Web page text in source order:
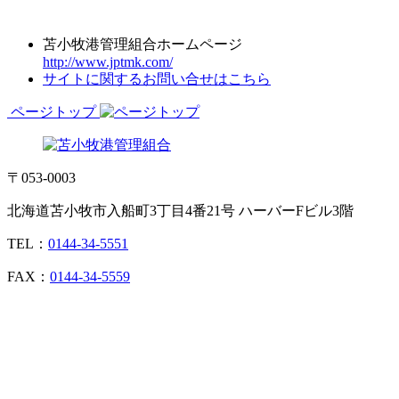
苫小牧港管理組合ホームページ
http://www.jptmk.com/
サイトに関するお問い合せはこちら
ページトップ
〒053-0003
北海道苫小牧市入船町3丁目4番21号 ハーバーFビル3階
TEL： 0144-34-5551
FAX： 0144-34-5559